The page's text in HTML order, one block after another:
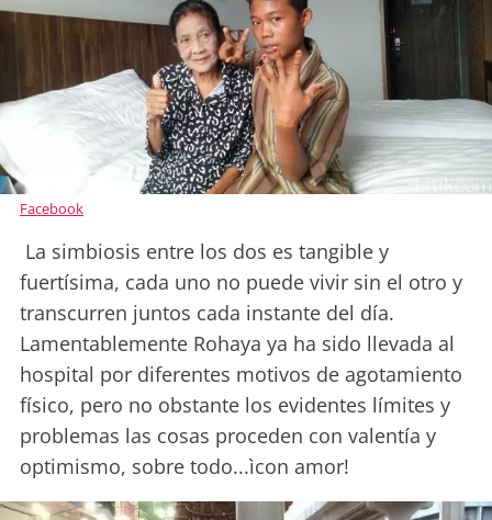
Facebook
La simbiosis entre los dos es tangible y
fuertísima, cada uno no puede vivir sin el otro y
transcurren juntos cada instante del día.
Lamentablemente Rohaya ya ha sido llevada al
hospital por diferentes motivos de agotamiento
físico, pero no obstante los evidentes límites y
problemas las cosas proceden con valentía y
optimismo, sobre todo...ìcon amor!